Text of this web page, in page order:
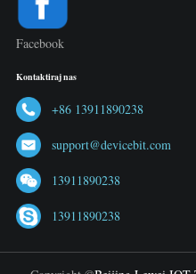
Facebook
Kontaktiraj nas
+86 13911890238
support@devicebit.com
13911890238
13911890238